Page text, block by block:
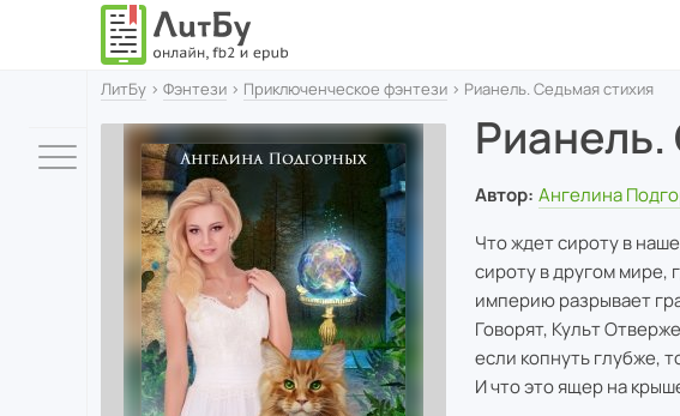
ЛитБу › Фэнтези › Приключенческое фэнтези › Рианель. Седьмая стихия
Рианель.
Автор: Ангелина
Что ждет сироту в
сироту в другом мире,
империю разрывает
Говорят, Культ
если копнуть глубже,
И что это ящер на